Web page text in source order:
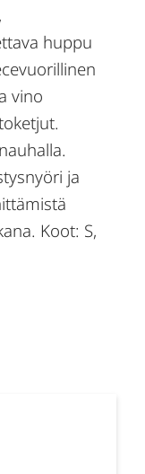
huppu
vino
ja
Koot: S,